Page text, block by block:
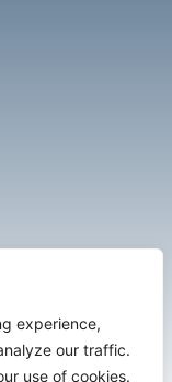
experience,
our traffic.
use of cookies.